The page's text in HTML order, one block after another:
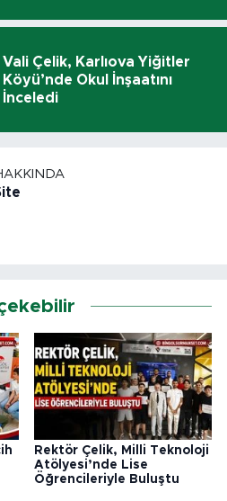
Vali Çelik, Karlıova Yiğitler
Köyü’nde Okul İnşaatını
İnceledi
Rektör Çelik, Milli Teknoloji
Atölyesi’nde Lise
Öğrencileriyle Buluştu